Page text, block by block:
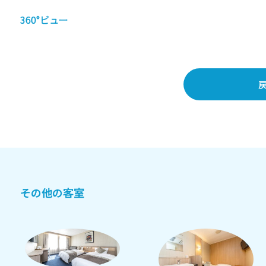
360°ビュー
その他の客室